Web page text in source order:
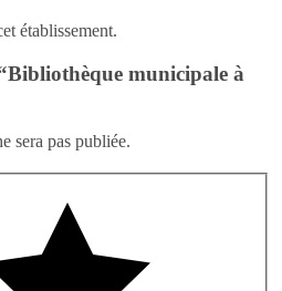
établissement.
municipale à
sera pas publiée.